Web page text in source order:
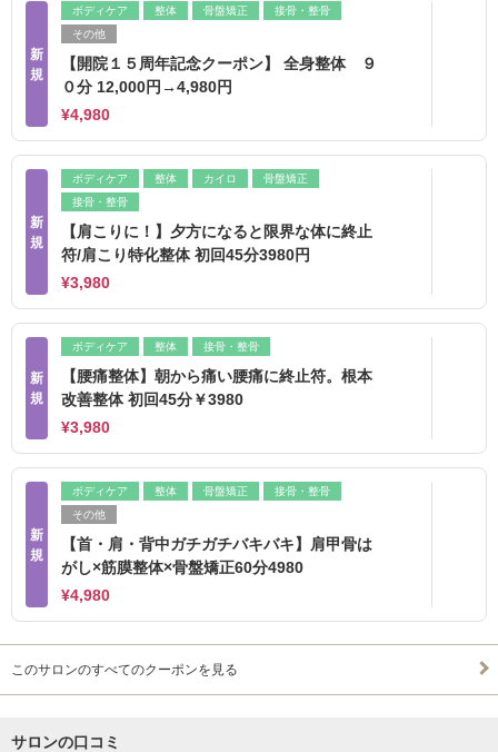
新
規
ボディケア 整体 骨盤矯正
接骨・整骨
その他
【開院１５周年記念クーポン】 全身整体 ９
０分 12,000円→4,980円
¥4,980
新
規
ボディケア 整体 カイロ
骨盤矯正
接骨・整骨
【肩こりに！】夕方になると限界な体に終止
符/肩こり特化整体 初回45分3980円
¥3,980
新
規
ボディケア 整体 接骨・整骨
【腰痛整体】朝から痛い腰痛に終止符。根本
改善整体 初回45分￥3980
¥3,980
新
規
ボディケア 整体 骨盤矯正
接骨・整骨
その他
【首・肩・背中ガチガチバキバキ】肩甲骨は
がし×筋膜整体×骨盤矯正60分4980
¥4,980
このサロンのすべてのクーポンを見る
サロンの口コミ